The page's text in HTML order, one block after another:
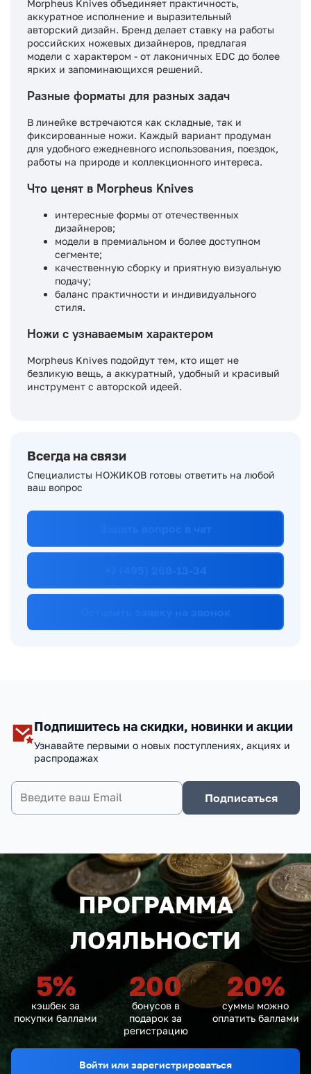
Morpheus Knives объединяет практичность,
аккуратное исполнение и выразительный
авторский дизайн. Бренд делает ставку на работы
российских ножевых дизайнеров, предлагая
модели с характером - от лаконичных EDC до более
ярких и запоминающихся решений.
Разные форматы для разных задач
В линейке встречаются как складные, так и
фиксированные ножи. Каждый вариант продуман
для удобного ежедневного использования, поездок,
работы на природе и коллекционного интереса.
Что ценят в Morpheus Knives
интересные формы от отечественных
дизайнеров;
модели в премиальном и более доступном
сегменте;
качественную сборку и приятную визуальную
подачу;
баланс практичности и индивидуального
стиля.
Ножи с узнаваемым характером
Morpheus Knives подойдут тем, кто ищет не
безликую вещь, а аккуратный, удобный и красивый
инструмент с авторской идеей.
Всегда на связи
Специалисты НОЖИКОВ готовы ответить на любой
ваш вопрос
Подпишитесь на скидки, новинки и акции
Узнавайте первыми о новых поступлениях, акциях и
распродажах
Подписаться
ПРОГРАММА
ЛОЯЛЬНОСТИ
5%
кэшбек за
покупки баллами
200
бонусов в
подарок за
регистрацию
20%
суммы можно
оплатить баллами
Войти или зарегистрироваться